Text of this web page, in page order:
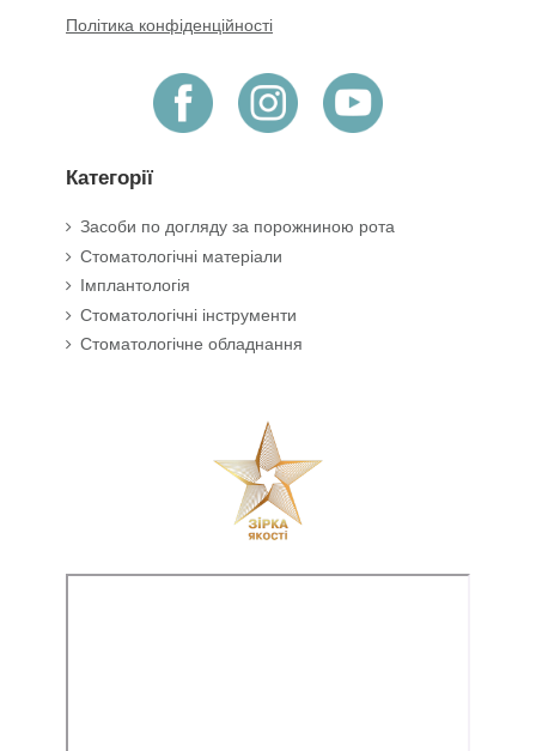
Політика конфіденційності
Категорії
Засоби по догляду за порожниною рота
Стоматологічні матеріали
Імплантологія
Стоматологічні інструменти
Стоматологічне обладнання